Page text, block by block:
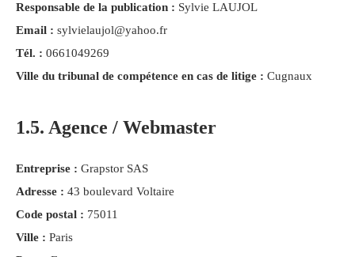
Responsable de la publication : Sylvie LAUJOL
Email : sylvielaujol@yahoo.fr
Tél. : 0661049269
Ville du tribunal de compétence en cas de litige : Cugnaux
1.5. Agence / Webmaster
Entreprise : Grapstor SAS
Adresse : 43 boulevard Voltaire
Code postal : 75011
Ville : Paris